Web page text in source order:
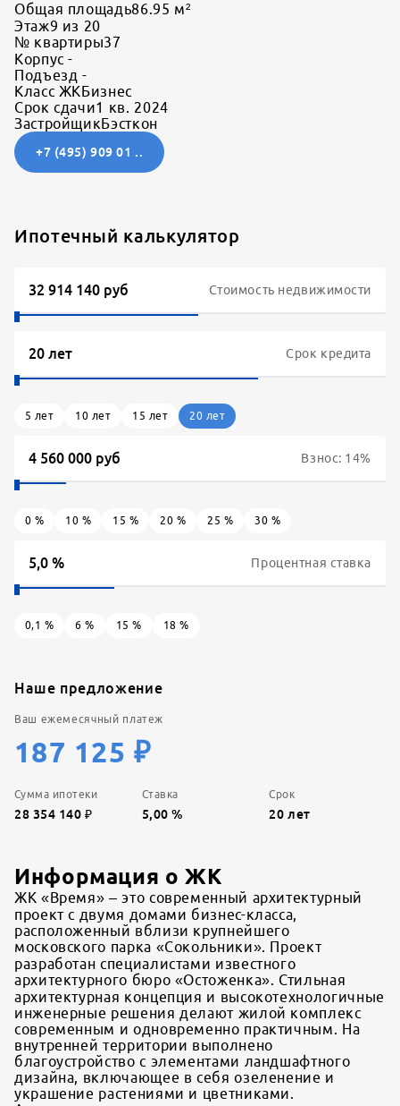
Общая площадь86.95 м²
Этаж9 из 20
№ квартиры37
Корпус -
Подъезд -
Класс ЖК Бизнес
Срок сдачи1 кв. 2024
Застройщик Бэсткон
+7 (495) 909 01 ..
Ипотечный калькулятор
Стоимость недвижимости
Взнос: 14%
0 % 10 % 15 % 20 % 25 % 30 %
Срок кредита
5 лет 10 лет 15 лет 20 лет
Процентная ставка
0,1 % 6 % 15 % 18 %
Наше предложение
Ваш ежемесячный платеж
187 125 ₽
Сумма ипотеки
28 354 140 ₽
Ставка
5,00 %
Срок
20 лет
Информация о ЖК
ЖК «Время» – это современный архитектурный
проект с двумя домами бизнес-класса,
расположенный вблизи крупнейшего
московского парка «Сокольники». Проект
разработан специалистами известного
архитектурного бюро «Остоженка». Стильная
архитектурная концепция и высокотехнологичные
инженерные решения делают жилой комплекс
современным и одновременно практичным. На
внутренней территории выполнено
благоустройство с элементами ландшафтного
дизайна, включающее в себя озеленение и
украшение растениями и цветниками.